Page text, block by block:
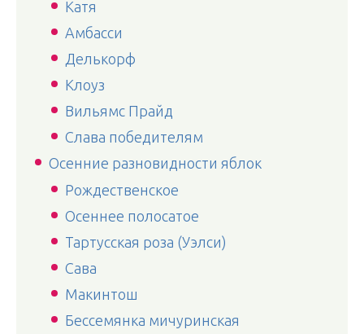
Катя
Амбасси
Делькорф
Клоуз
Вильямс Прайд
Слава победителям
Осенние разновидности яблок
Рождественское
Осеннее полосатое
Тартусская роза (Уэлси)
Сава
Макинтош
Бессемянка мичуринская